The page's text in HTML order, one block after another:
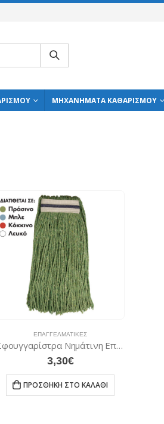
ΜΗΧΑΝΉΜΑΤΑ ΚΑΘΑΡΙΣΜΟΎ
ΕΠΑΓΓΕΛΜΑΤΙΚΈΣ
Σφουγγαρίστρα Νημάτινη Επαγγελµατική 400 gr
3,30€
ΠΡΟΣΘΉΚΗ ΣΤΟ ΚΑΛΆΘΙ